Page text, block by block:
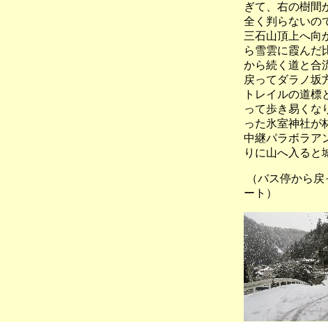
ぎて、右の樹間
全く判らないの
三石山頂上へ向
ら雪雲に霞んだ
から続く道と合
戻ってダラノ坂
トレイルの道
って歩き易くな
った氷室神社が
中継パラボラア
りに山へ入ると
（バス停から
ート）